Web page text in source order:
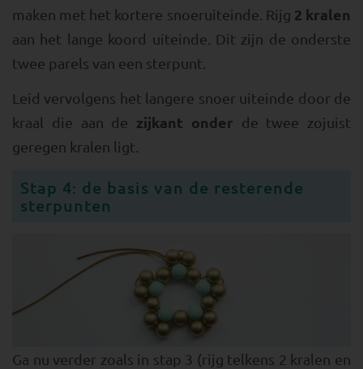
maken met het kortere snoeruiteinde. Rijg 2 kralen
aan het lange koord uiteinde. Dit zijn de onderste
twee parels van een sterpunt.
Leid vervolgens het langere snoer uiteinde door de
kraal die aan de zijkant onder de twee zojuist
geregen kralen ligt.
Stap 4: de basis van de resterende
sterpunten
Ga nu verder zoals in stap 3 (rijg telkens 2 kralen en